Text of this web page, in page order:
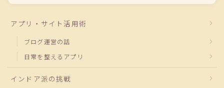
アプリ・サイト活用術
ブログ運営の話
日常を整えるアプリ
インドア派の挑戦